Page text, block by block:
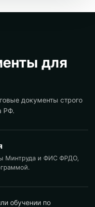
для
документы строго
РФ.
Минтруда и ФИС ФРДО,
обучении по